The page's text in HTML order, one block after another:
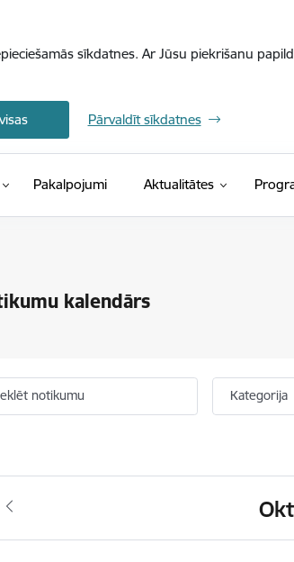
sīkdatnes. Ar Jūsu piekrišanu
Pārvaldīt sīkdatnes
Pakalpojumi Aktualitātes
kalendārs
notikumu Kategorija